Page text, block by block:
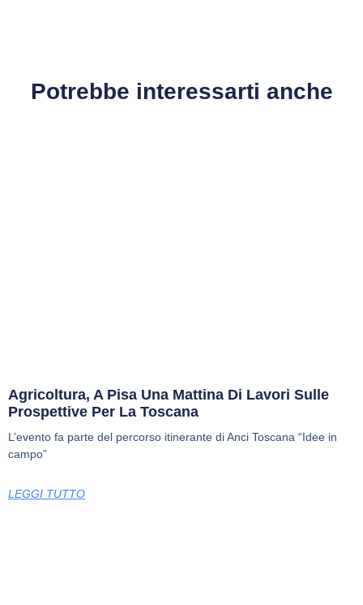
Potrebbe interessarti anche
Agricoltura, A Pisa Una Mattina Di Lavori Sulle
Prospettive Per La Toscana
L’evento fa parte del percorso itinerante di Anci Toscana “Idee in
campo”
LEGGI TUTTO